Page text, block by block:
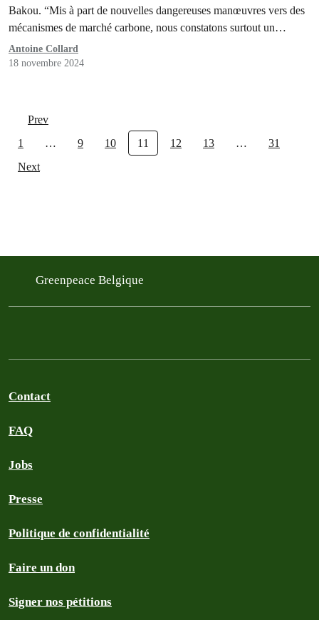
Bakou. “Mis à part de nouvelles dangereuses manœuvres vers des
mécanismes de marché carbone, nous constatons surtout un
blocage complet jusqu’ici”, déplore Nadia Cornejo, porte-parole de
Greenpeace Belgique présente sur place. Une lutte acharnée se…
Antoine Collard
18 novembre 2024
Prev
1
… 9 10 11 12 13 …
31
Next
Greenpeace Belgique
Contact
FAQ
Jobs
Presse
Politique de confidentialité
Faire un don
Signer nos pétitions